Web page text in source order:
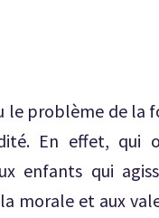
le problème de la
En effet, qui
enfants qui
morale et aux